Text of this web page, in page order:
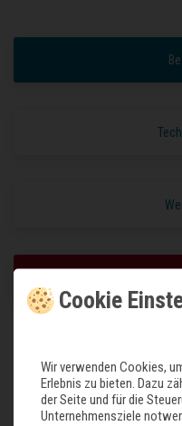
Höchster Genuss: Unter Vakuum
für das ultimative
Cookie
Wir verwenden Cookies,
Erlebnis zu bieten. Dazu
der Seite und für die
Unternehmensziele